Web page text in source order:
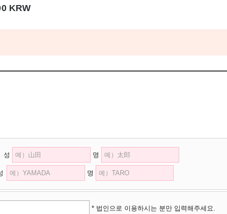
KRW
성 명
명
* 법인으로 이용하시는 분만 입력해주세요.